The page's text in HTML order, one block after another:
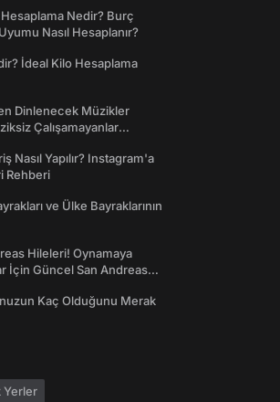
Nedir? Burç
Nasıl Hesaplanır?
İdeal Kilo Hesaplama
Dinlenecek Müzikler
Çalışamayanlar
Nasıl Yapılır? Instagram'a
Rehberi
ve Ülke Bayraklarının
Hileleri! Oynamaya
İçin Güncel San Andreas
Kaç Olduğunu Merak
Yerler